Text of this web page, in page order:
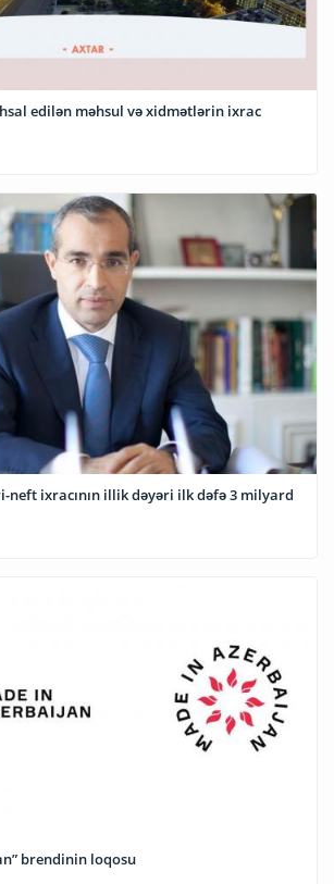
edilən məhsul və xidmətlərin ixrac
neft ixracının illik dəyəri ilk dəfə 3 milyard
brendinin loqosu